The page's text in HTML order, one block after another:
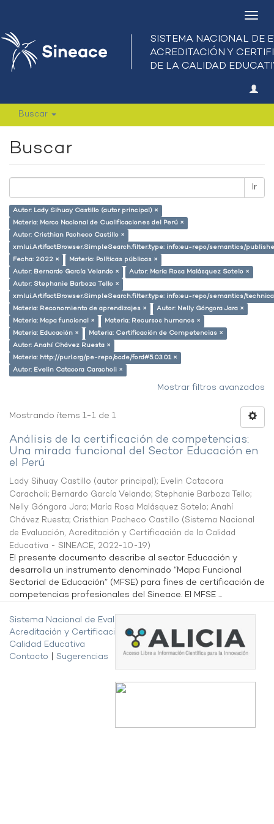
Buscar
Buscar
Ir
Autor: Lady Sihuay Castillo (autor principal) ×
Materia: Marco Nacional de Cualificaciones del Perú ×
Autor: Cristhian Pacheco Castillo ×
xmlui.ArtifactBrowser.SimpleSearch.filter.type: info:eu-repo/semantics/
Fecha: 2022 ×
Materia: Políticas públicas ×
Autor: Bernardo García Velando ×
Autor: María Rosa Malásquez Sotelo ×
Autor: Stephanie Barboza Tello ×
xmlui.ArtifactBrowser.SimpleSearch.filter.type: info:eu-repo/semantics/
Materia: Reconomiento de aprendizajes ×
Autor: Nelly Góngora Jara ×
Materia: Mapa funcional ×
Materia: Recursos humanos ×
Materia: Educación ×
Materia: Certificación de Competencias ×
Autor: Anahí Chávez Ruesta ×
Materia: http://purl.org/pe-repo/ocde/ford#5.03.01 ×
Autor: Evelin Catacora Caracholi ×
Mostrar filtros avanzados
Mostrando ítems 1-1 de 1
Análisis de la certificación de competencias:
Una mirada funcional del Sector Educación en
el Perú
Lady Sihuay Castillo (autor principal); Evelin Catacora
Caracholi; Bernardo García Velando; Stephanie Barboza Tello;
Nelly Góngora Jara; María Rosa Malásquez Sotelo; Anahí
Chávez Ruesta; Cristhian Pacheco Castillo (Sistema Nacional
de Evaluación, Acreditación y Certificación de la Calidad
Educativa - SINEACE, 2022-10-19)
El presente documento describe al sector Educación y
desarrolla un instrumento denominado “Mapa Funcional
Sectorial de Educación” (MFSE) para fines de certificación de
competencias profesionales del Sineace. El MFSE ...
Sistema Nacional de Evaluación,
Acreditación y Certificación de la
Calidad Educativa
Contacto
Sugerencias